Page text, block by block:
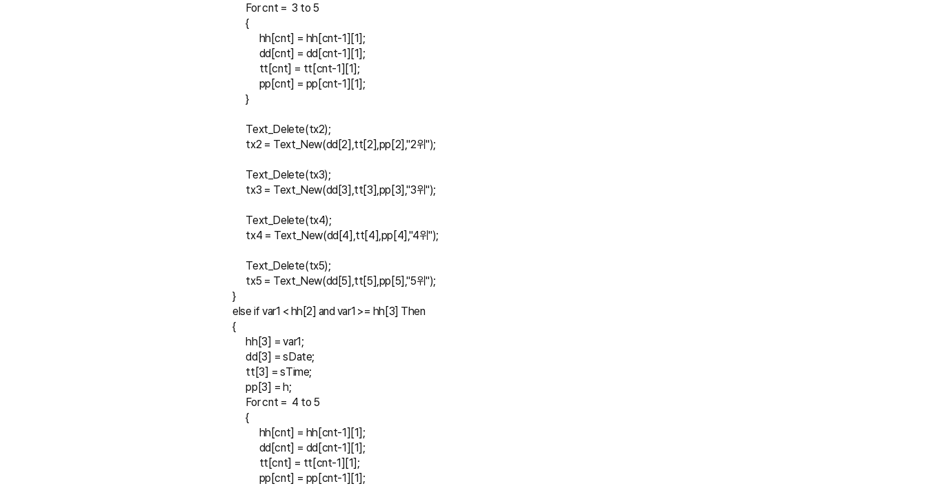
For cnt =  3 to 5
{
hh[cnt] = hh[cnt-1][1];
dd[cnt] = dd[cnt-1][1];
tt[cnt] = tt[cnt-1][1];
pp[cnt] = pp[cnt-1][1];
}
Text_Delete(tx2);
tx2 = Text_New(dd[2],tt[2],pp[2],"2위");
Text_Delete(tx3);
tx3 = Text_New(dd[3],tt[3],pp[3],"3위");
Text_Delete(tx4);
tx4 = Text_New(dd[4],tt[4],pp[4],"4위");
Text_Delete(tx5);
tx5 = Text_New(dd[5],tt[5],pp[5],"5위");
}
else if var1 < hh[2] and var1 >= hh[3] Then
{
hh[3] = var1;
dd[3] = sDate;
tt[3] = sTime;
pp[3] = h;
For cnt =  4 to 5
{
hh[cnt] = hh[cnt-1][1];
dd[cnt] = dd[cnt-1][1];
tt[cnt] = tt[cnt-1][1];
pp[cnt] = pp[cnt-1][1];